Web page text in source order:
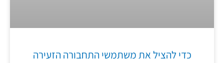
כדי להציל את משתמשי התחבורה הזעירה